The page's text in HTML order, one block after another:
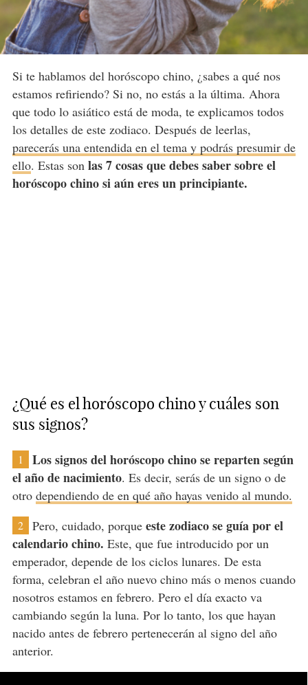
Si te hablamos del horóscopo chino, ¿sabes a qué nos
estamos refiriendo? Si no, no estás a la última. Ahora
que todo lo asiático está de moda, te explicamos todos
los detalles de este zodiaco. Después de leerlas,
parecerás una entendida en el tema y podrás presumir de
ello. Estas sonlas 7 cosas que debes saber sobre el
horóscopo chino si aún eres un principiante.
¿Qué es el horóscopo chino y cuáles son
sus signos?
1
Los signos del horóscopo chino se reparten según
el año de nacimiento. Es decir, serás de un signo o de
otro dependiendo de en qué año hayas venido al mundo.
2 Pero, cuidado, porque este zodiaco se guía por el
calendario chino. Este, que fue introducido por un
emperador, depende de los ciclos lunares. De esta
forma, celebran el año nuevo chino más o menos cuando
nosotros estamos en febrero. Pero el día exacto va
cambiando según la luna. Por lo tanto, los que hayan
nacido antes de febrero pertenecerán al signo del año
anterior.